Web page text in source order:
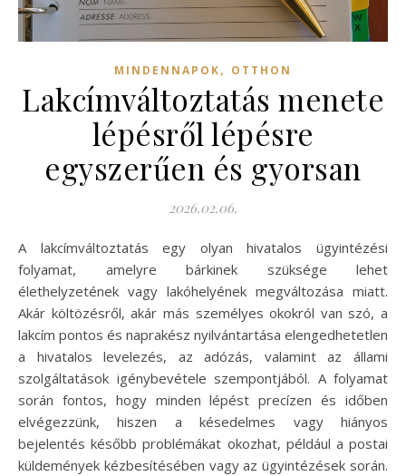
MINDENNAPOK, OTTHON
Lakcímváltoztatás menete
lépésről lépésre
egyszerűen és gyorsan
2026.02.06.
A lakcímváltoztatás egy olyan hivatalos ügyintézési
folyamat, amelyre bárkinek szüksége lehet
élethelyzetének vagy lakóhelyének megváltozása miatt.
Akár költözésről, akár más személyes okokról van szó, a
lakcím pontos és naprakész nyilvántartása elengedhetetlen
a hivatalos levelezés, az adózás, valamint az állami
szolgáltatások igénybevétele szempontjából. A folyamat
során fontos, hogy minden lépést precízen és időben
elvégezzünk, hiszen a késedelmes vagy hiányos
bejelentés később problémákat okozhat, például a postai
küldemények kézbesítésében vagy az ügyintézések során.